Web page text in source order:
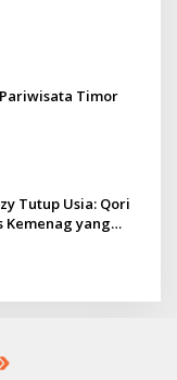
Timor
Tutup Usia: Qori
Kemenag yang